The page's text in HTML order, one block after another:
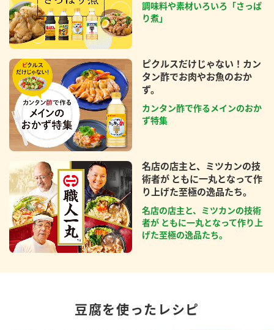
調味料や素材いろいろ「さっぱ
り煮」
ピクルスだけじゃない！カン
タン酢でお肉やお魚のおか
ず。
カンタン酢で作るメインのおか
ず特集
名店の店主と、ミツカンの技
術者が ともに一丸となって作
り上げた至極の逸品たち。
名店の店主と、ミツカンの技術
者が ともに一丸となって作り上
げた至極の逸品たち。
豆腐を使ったレシピ